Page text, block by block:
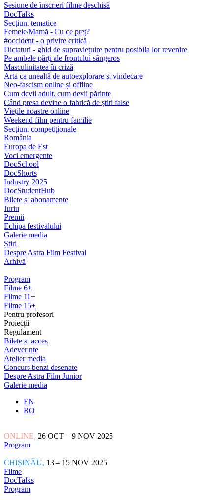
Sesiune de înscrieri filme deschisă
DocTalks
Secțiuni tematice
Femeie/Mamă - Cu ce preț?
#occident - o privire critică
Dictaturi - ghid de supraviețuire pentru posibila lor revenire
Pe ambele părți ale frontului sângeros
Masculinitatea în criză
Arta ca unealtă de autoexplorare și vindecare
Neo-fascism online și offline
Cum devii adult, cum devii părinte
Când presa devine o fabrică de știri false
Viețile noastre online
Weekend film pentru familie
Secțiuni competiționale
România
Europa de Est
Voci emergente
DocSchool
DocShorts
Industry 2025
DocStudentHub
Bilete și abonamente
Juriu
Premii
Echipa festivalului
Galerie media
Știri
Despre Astra Film Festival
Arhivă
Program
Filme 6+
Filme 11+
Filme 15+
Pentru profesori
Proiecții
Regulament
Bilete și acces
Adeverințe
Atelier media
Concurs benzi desenate
Despre Astra Film Junior
Galerie media
EN
RO
ONLINE, 26 OCT – 9 NOV 2025
Program
CHIȘINĂU, 13 – 15 NOV 2025
Filme
DocTalks
Program